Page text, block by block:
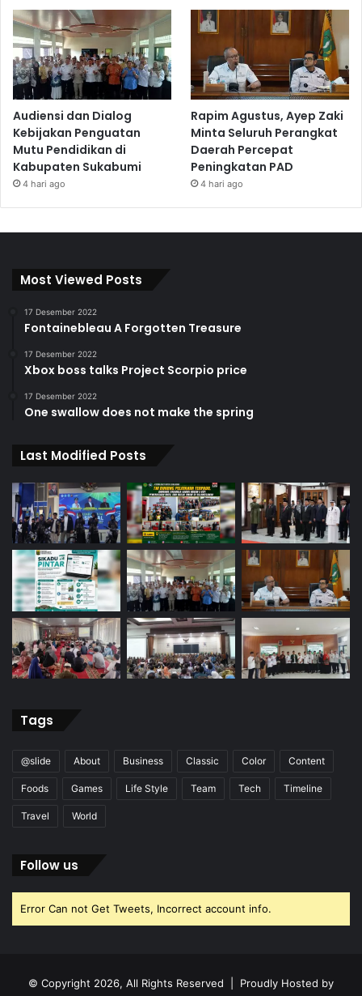
Audiensi dan Dialog
Kebijakan Penguatan
Mutu Pendidikan di
Kabupaten Sukabumi
4 hari ago
Rapim Agustus, Ayep Zaki
Minta Seluruh Perangkat
Daerah Percepat
Peningkatan PAD
4 hari ago
Most Viewed Posts
17 Desember 2022
Fontainebleau A Forgotten Treasure
17 Desember 2022
Xbox boss talks Project Scorpio price
17 Desember 2022
One swallow does not make the spring
Last Modified Posts
Tags
@slide About Business Classic Color Content
Foods Games Life Style Team Tech Timeline
Travel World
Follow us
Error Can not Get Tweets, Incorrect account info.
© Copyright 2026, All Rights Reserved | Proudly Hosted by